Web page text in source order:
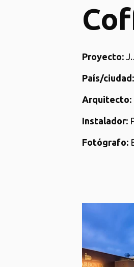
Proyecto:
País/ciudad:
Arquitecto:
Instalador:
Fotógrafo: